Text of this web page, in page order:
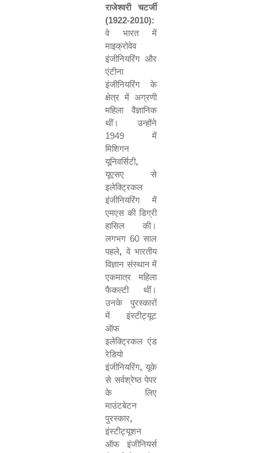
राजेश्वरी चटर्जी
(1922-2010):
वे भारत में
माइक्रोवेव
इंजीनियरिंग और
एंटीना
इंजीनियरिंग के
क्षेत्र में अग्रणी
महिला वैज्ञानिक
थीं। उन्होंने
1949 में
मिशिगन
यूनिवर्सिटी,
यूएसए से
इलेक्ट्रिकल
इंजीनियरिंग में
एमएस की डिग्री
हासिल की।
लगभग 60 साल
पहले, वे भारतीय
विज्ञान संस्थान में
एकमात्र महिला
फैकल्टी थीं।
उनके पुरस्कारों
में इंस्टीट्यूट
ऑफ
इलेक्ट्रिकल एंड
रेडियो
इंजीनियरिंग, यूके
से सर्वश्रेष्ठ पेपर
के लिए
माउंटबेटन
पुरस्कार,
इंस्टीट्यूशन
ऑफ इंजीनियर्स